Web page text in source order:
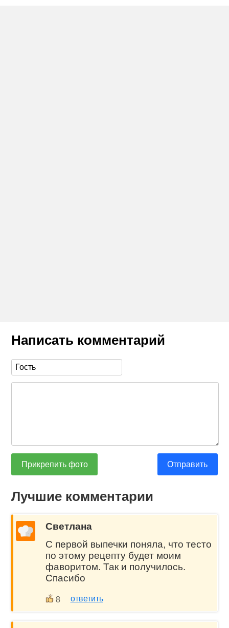
Написать комментарий
Прикрепить фото Отправить
Лучшие комментарии
Светлана
С первой выпечки поняла, что тесто
по этому рецепту будет моим
фаворитом. Так и получилось.
Спасибо
8 ответить